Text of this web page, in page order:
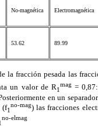
No-magnética Electromagnética
53.62 89.99
la fracción pesada las
un valor de R1
mag=
en un
(f1
no-mag) las fracciones
no-elmag